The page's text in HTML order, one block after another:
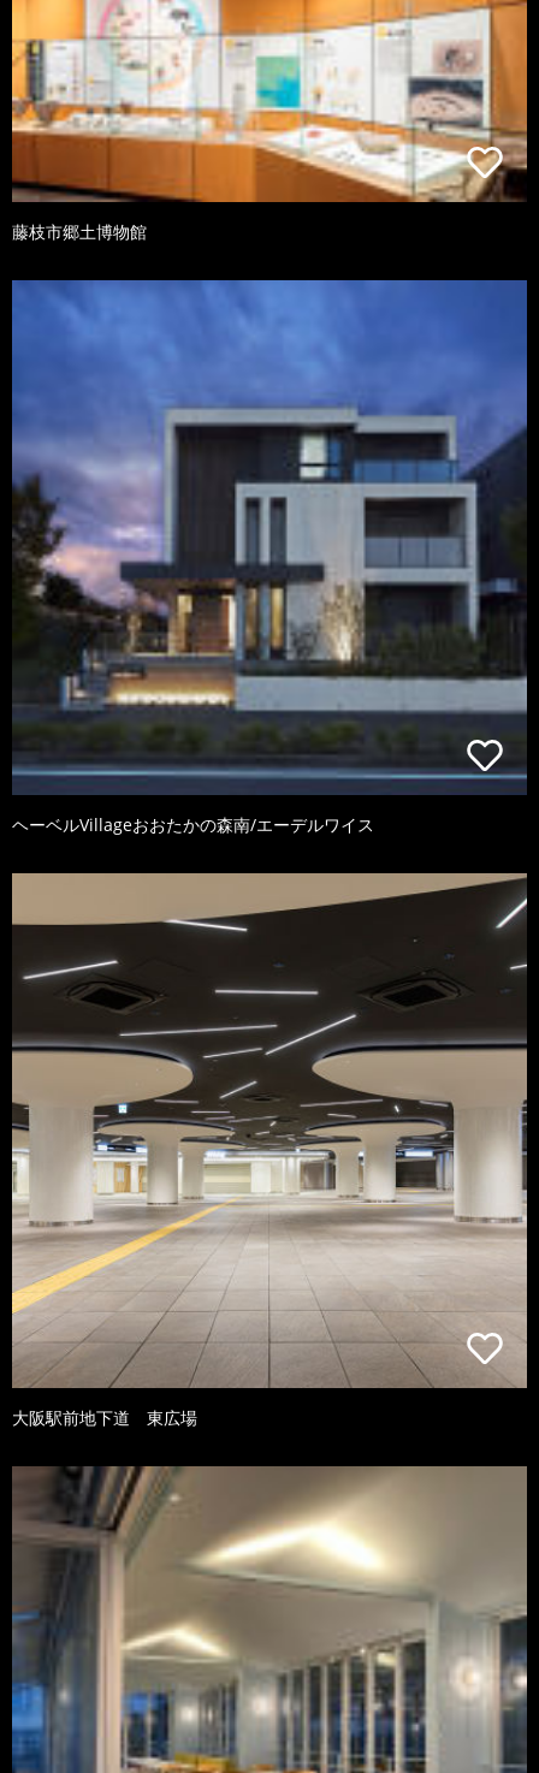
藤枝市郷土博物館
ヘーベルVillageおおたかの森南/エーデルワイス
大阪駅前地下道 東広場